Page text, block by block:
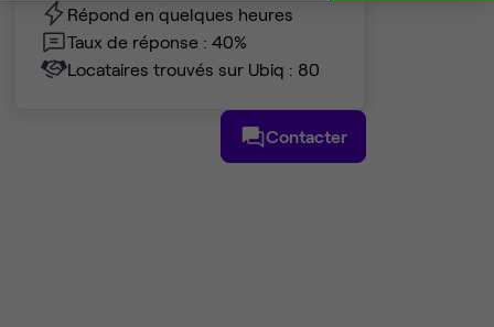
Répond en quelques heures
Taux de réponse : 40%
Locataires trouvés sur Ubiq : 80
Contacter